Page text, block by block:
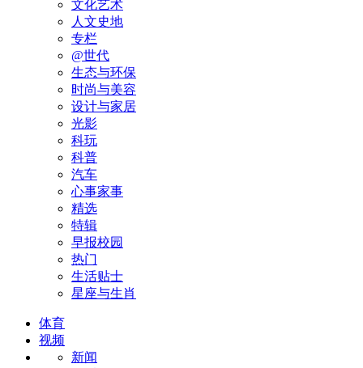
文化艺术
人文史地
专栏
@世代
生态与环保
时尚与美容
设计与家居
光影
科玩
科普
汽车
心事家事
精选
特辑
早报校园
热门
生活贴士
星座与生肖
体育
视频
新闻